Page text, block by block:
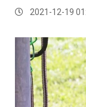
去為棒球的付出。
2021-12-19